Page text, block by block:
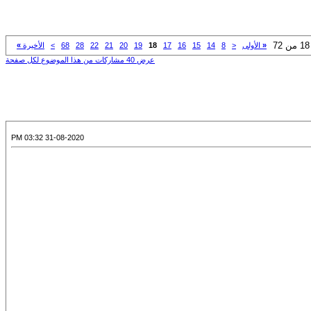
« الأولى <
8
14
15
16
17
18
19
20
21
22
28
68
> الأخيرة »
عرض 40 مشاركات من هذا الموضوع لكل صفحة
31-08-2020 03:32 PM